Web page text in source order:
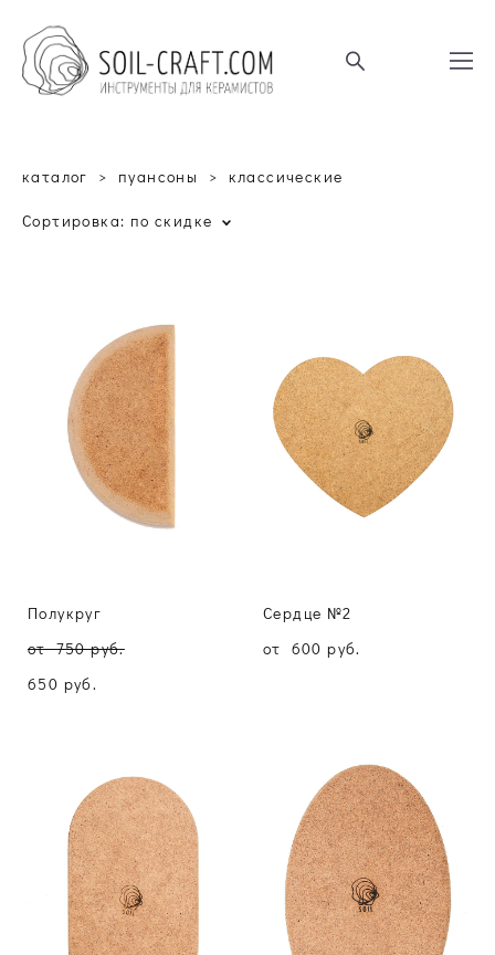
каталог > пуансоны > классические
Сортировка: по скидке
Полукруг
от 750 pуб.
650 pуб.
Сердце №2
от 600 pуб.